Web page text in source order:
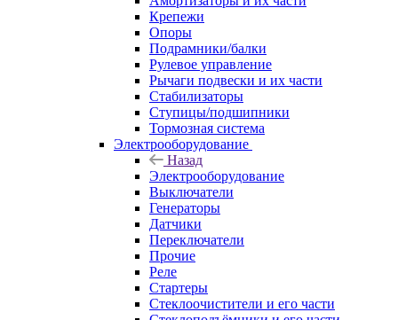
Крепежи
Опоры
Подрамники/балки
Рулевое управление
Рычаги подвески и их части
Стабилизаторы
Ступицы/подшипники
Тормозная система
Электрооборудование
Назад
Электрооборудование
Выключатели
Генераторы
Датчики
Переключатели
Прочие
Реле
Стартеры
Стеклоочистители и его части